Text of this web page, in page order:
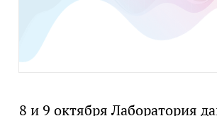
8 и 9 октября Лаборатория